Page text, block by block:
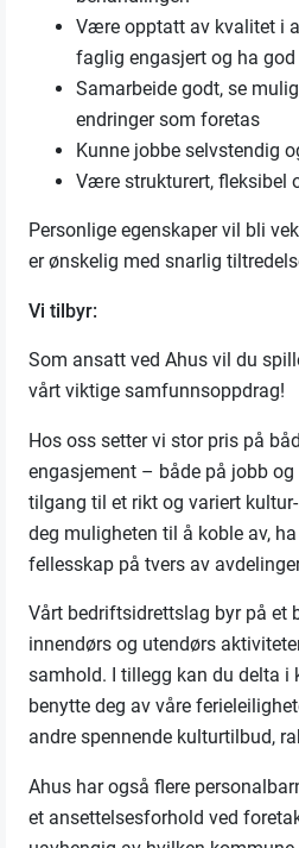
Være opptatt av kvalitet i
faglig engasjert og ha
Samarbeide godt, se
endringer som foretas
Kunne jobbe selvstendig
Være strukturert, fleksibel
Personlige egenskaper vil bli
er ønskelig med snarlig
Vi tilbyr:
Som ansatt ved Ahus vil du
vårt viktige samfunnsoppdrag!
Hos oss setter vi stor pris på
engasjement – både på jobb
tilgang til et rikt og variert
deg muligheten til å koble av,
fellesskap på tvers av
Vårt bedriftsidrettslag byr på et
innendørs og utendørs
samhold. I tillegg kan du delta i
benytte deg av våre
andre spennende kulturtilbud,
Ahus har også flere
et ansettelsesforhold ved